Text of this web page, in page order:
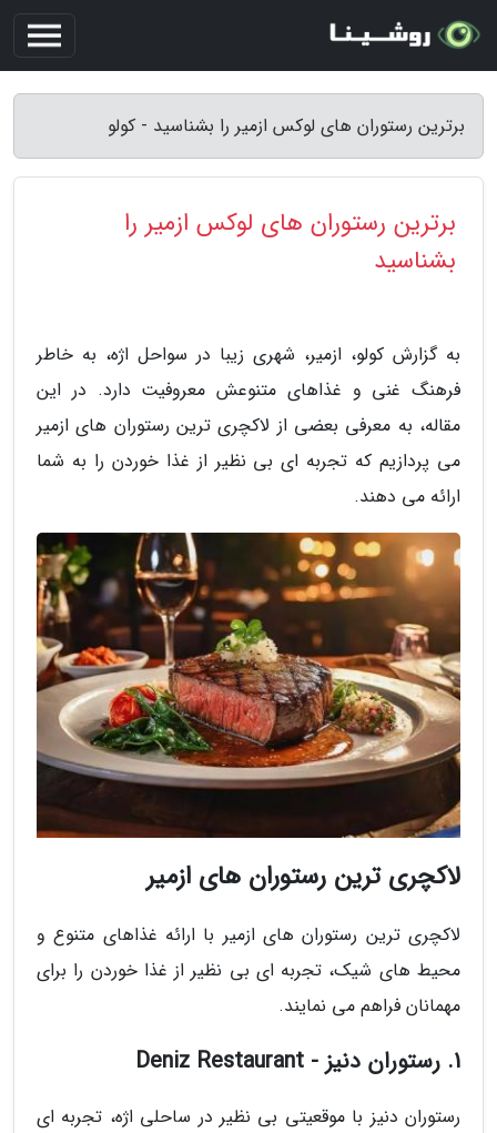
برترین رستوران های لوکس ازمیر را بشناسید - کولو
برترین رستوران های لوکس ازمیر را
بشناسید
به گزارش کولو، ازمیر، شهری زیبا در سواحل اژه، به خاطر
فرهنگ غنی و غذاهای متنوعش معروفیت دارد. در این
مقاله، به معرفی بعضی از لاکچری ترین رستوران های ازمیر
می پردازیم که تجربه ای بی نظیر از غذا خوردن را به شما
ارائه می دهند.
لاکچری ترین رستوران های ازمیر
لاکچری ترین رستوران های ازمیر با ارائه غذاهای متنوع و
محیط های شیک، تجربه ای بی نظیر از غذا خوردن را برای
مهمانان فراهم می نمایند.
1. رستوران دنیز - Deniz Restaurant
رستوران دنیز با موقعیتی بی نظیر در ساحلی اژه، تجربه ای